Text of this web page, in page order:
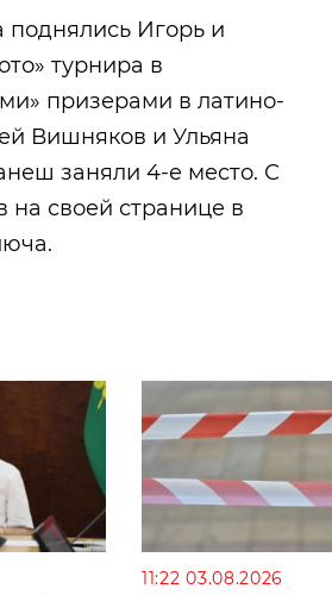
поднялись Игорь и
турнира в
призерами в латино-
Вишняков и Ульяна
заняли 4-е место. С
своей странице в
11:22 03.08.2026